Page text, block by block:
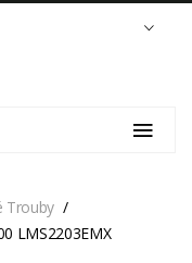
Trouby
LMS2203EMX